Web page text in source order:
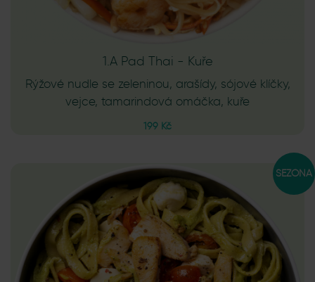
1.A Pad Thai - Kuře
Rýžové nudle se zeleninou, arašídy, sójové klíčky,
vejce, tamarindová omáčka, kuře
199 Kč
SEZÓNA